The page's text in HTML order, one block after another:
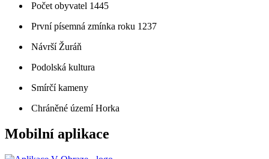
Počet obyvatel 1445
První písemná zmínka roku 1237
Návrší Žuráň
Podolská kultura
Smírčí kameny
Chráněné území Horka
Mobilní aplikace